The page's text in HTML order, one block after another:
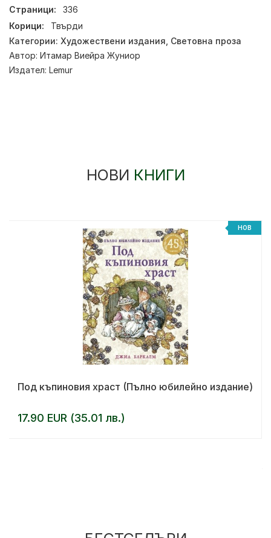
Страници:
336
Корици:
Твърди
Категории: Художествени издания, Световна проза
Автор: Итамар Виейра Жуниор
Издател: Lemur
НОВИ КНИГИ
НОВ
Под къпиновия храст (Пълно юбилейно издание)
17.90 EUR (35.01 лв.)